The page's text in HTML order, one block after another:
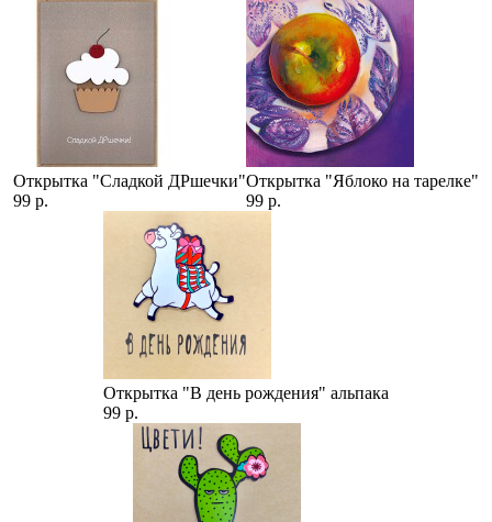
Открытка "Сладкой ДРшечки"
99 р.
Открытка "Яблоко на тарелке"
99 р.
Открытка "В день рождения" альпака
99 р.